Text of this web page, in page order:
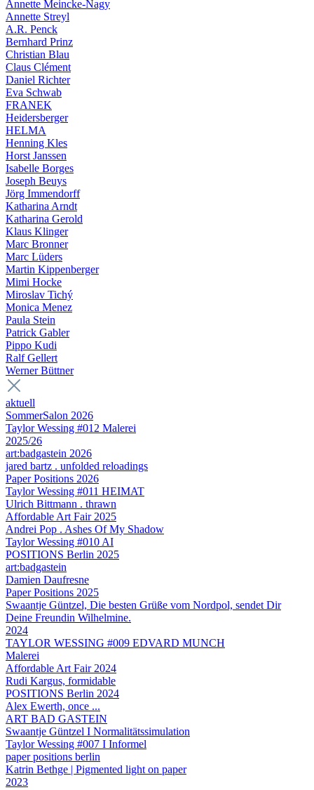
Annette Meincke-Nagy
Annette Streyl
A.R. Penck
Bernhard Prinz
Christian Blau
Claus Clément
Daniel Richter
Eva Schwab
FRANEK
Heidersberger
HELMA
Henning Kles
Horst Janssen
Isabelle Borges
Joseph Beuys
Jörg Immendorff
Katharina Arndt
Katharina Gerold
Klaus Klinger
Marc Bronner
Marc Lüders
Martin Kippenberger
Mimi Hocke
Miroslav Tichý
Monica Menez
Paula Stein
Patrick Gabler
Pippo Kudi
Ralf Gellert
Werner Büttner
aktuell
SommerSalon 2026
Taylor Wessing #012 Malerei
2025/26
art:badgastein 2026
jared bartz . unfolded reloadings
Paper Positions 2026
Taylor Wessing #011 HEIMAT
Ulrich Bittmann . thrawn
Affordable Art Fair 2025
Andrei Pop . Ashes Of My Shadow
Taylor Wessing #010 AI
POSITIONS Berlin 2025
art:badgastein
Damien Daufresne
Paper Positions 2025
Swaantje Güntzel, Die besten Grüße vom Nordpol, sendet Dir
Deine Freundin Wilhelmine.
2024
TAYLOR WESSING #009 EDVARD MUNCH
Malerei
Affordable Art Fair 2024
Rudi Kargus, formidable
POSITIONS Berlin 2024
Alex Ewerth, once ...
ART BAD GASTEIN
Swaantje Güntzel I Normalitätssimulation
Taylor Wessing #007 I Informel
paper positions berlin
Katrin Bethge | Pigmented light on paper
2023